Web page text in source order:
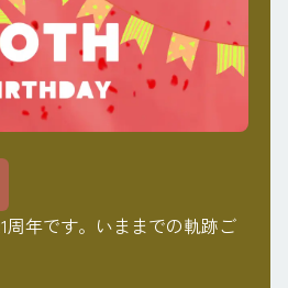
周年です。いままでの軌跡ご